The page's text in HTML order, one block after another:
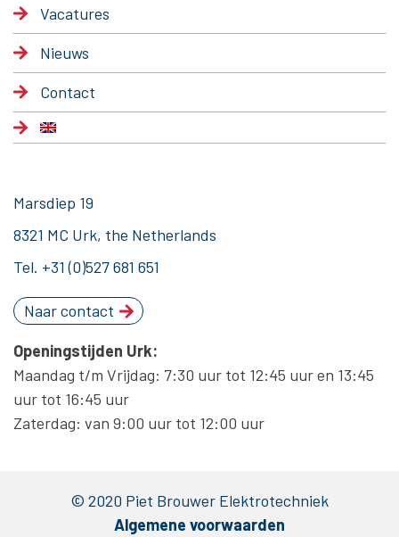
Vacatures
Nieuws
Contact
Marsdiep 19
8321 MC Urk, the Netherlands
Tel. +31 (0)527 681 651
Naar contact
Openingstijden Urk:
Maandag t/m Vrijdag: 7:30 uur tot 12:45 uur en 13:45
uur tot 16:45 uur
Zaterdag: van 9:00 uur tot 12:00 uur
© 2020 Piet Brouwer Elektrotechniek
Algemene voorwaarden